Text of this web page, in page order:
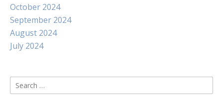
October 2024
September 2024
August 2024
July 2024
Search
for: